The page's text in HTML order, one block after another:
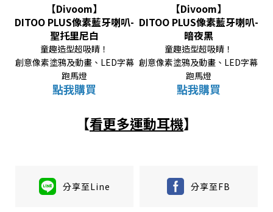
【Divoom】
DITOO PLUS像素藍牙喇叭-
聖托里尼白
童趣造型超吸睛！
創意像素塗鴉及動畫、LED字幕
跑馬燈
【Divoom】
DITOO PLUS像素藍牙喇叭-
暗夜黑
童趣造型超吸睛！
創意像素塗鴉及動畫、LED字幕
跑馬燈
點我購買 點我購買
【看更多運動耳機】
分享至Line 分享至FB